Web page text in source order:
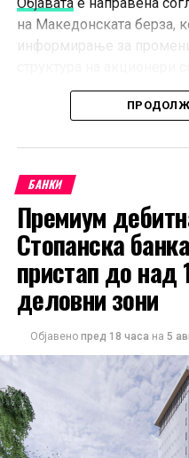
на Македонската берза,
информирање за
Со најновото
позиција како
БАНКИ
Премиум
Стопанска
пристап до над
деловни зони
Објавено пред 18 часа на 5